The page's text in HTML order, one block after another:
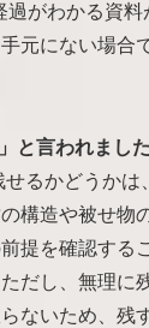
過がわかる資
元にない場合
と言われまし
せるかどうかは
構造や被せ物
提を確認する
だし、無理に
ないため、残